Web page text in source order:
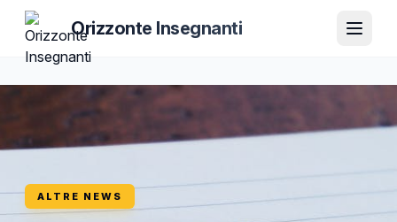
Orizzonte Insegnanti
ALTRE NEWS